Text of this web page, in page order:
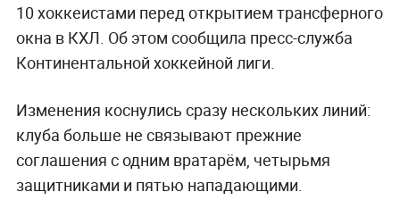
10 хоккеистами перед открытием трансферного
окна в КХЛ. Об этом сообщила пресс-служба
Континентальной хоккейной лиги.
Изменения коснулись сразу нескольких линий:
клуба больше не связывают прежние
соглашения с одним вратарём, четырьмя
защитниками и пятью нападающими.